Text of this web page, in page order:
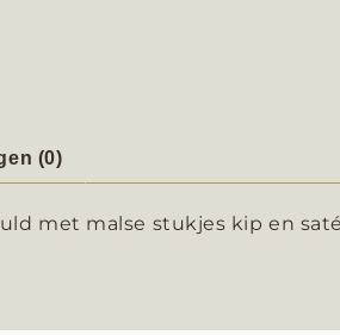
(0)
met malse stukjes kip en